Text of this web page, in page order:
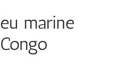
marine